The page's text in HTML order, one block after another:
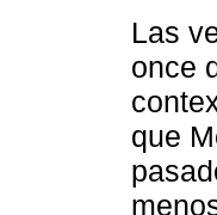
Las
once
que